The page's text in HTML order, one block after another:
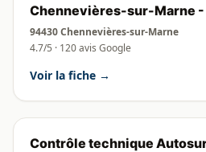
Chennevières-sur-Marne
94430 Chennevières-sur-Marne
4.7/5 · 120 avis Google
Voir la fiche →
Contrôle technique